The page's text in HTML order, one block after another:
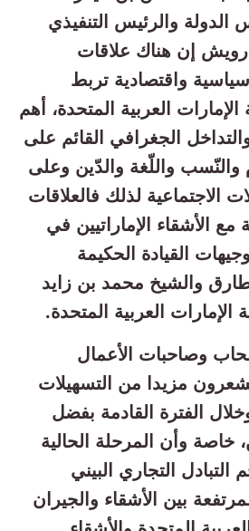
والرئيس التنفيذي
إن هناك علاقات
واقتصادية تربط
العربية المتحدة، أهم
الجغرافي القائم على
والنّسب واللّغة والدّين وعلى
الاجتماعية لذلك فالعلاقات
مع الأشقاء الإماراتيين في
القيادة الحكيمة
والشيخ محمد بن زايد
الإمارات العربية المتحدة.
وصاحبات الأعمال
مزيدا من التسهيلات
الفترة القادمة بفضل
خاصة وأن المرحلة الحالية
التجاري البيني
بين الأشقاء والجيران